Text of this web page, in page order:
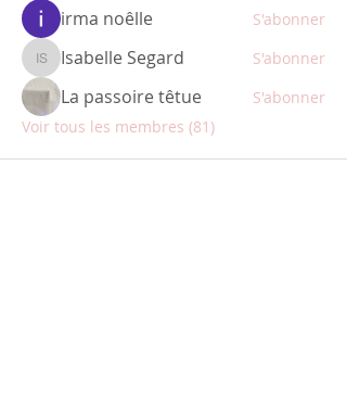
irma noêlle S'abonner
Isabelle Segard
Isabelle Segard S'abonner
La passoire têtue
S'abonner
Voir tous les membres (81)